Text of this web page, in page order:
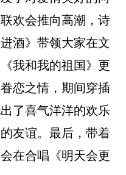
欢会推向高潮，诗
酒》带领大家在文
我和我的祖国》 更
恋之情 ，期间穿插
了喜气洋洋的欢乐
友谊。最后 ，带着
在合唱 《明天会更